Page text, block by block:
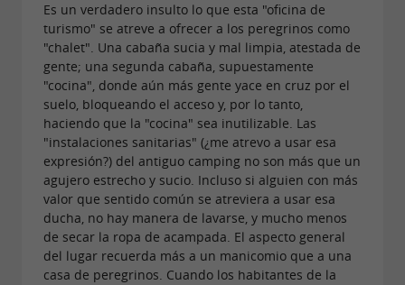
Es un verdadero insulto lo que esta "oficina de
turismo" se atreve a ofrecer a los peregrinos como
"chalet". Una cabaña sucia y mal limpia, atestada de
gente; una segunda cabaña, supuestamente
"cocina", donde aún más gente yace en cruz por el
suelo, bloqueando el acceso y, por lo tanto,
haciendo que la "cocina" sea inutilizable. Las
"instalaciones sanitarias" (¿me atrevo a usar esa
expresión?) del antiguo camping no son más que un
agujero estrecho y sucio. Incluso si alguien con más
valor que sentido común se atreviera a usar esa
ducha, no hay manera de lavarse, y mucho menos
de secar la ropa de acampada. El aspecto general
del lugar recuerda más a un manicomio que a una
casa de peregrinos. Cuando los habitantes de la